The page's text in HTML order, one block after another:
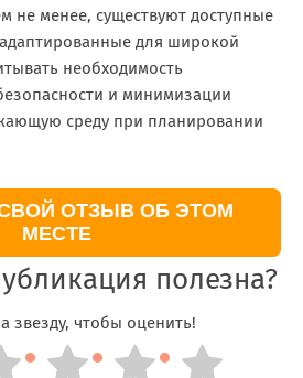
не менее, существуют доступные
для широкой
необходимость
и минимизации
среду при планировании
ОТЗЫВ ОБ ЭТОМ
МЕСТЕ
полезна?
звезду, чтобы оценить!